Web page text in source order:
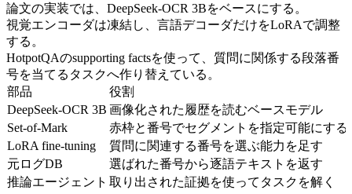
論文の実装では、DeepSeek-OCR 3Bをベースにする。
視覚エンコーダは凍結し、言語デコーダだけをLoRAで調整
する。
HotpotQAのsupporting factsを使って、質問に関係する段落番
号を当てるタスクへ作り替えている。
部品
役割
DeepSeek-OCR 3B 画像化された履歴を読むベースモデル
Set-of-Mark
赤枠と番号でセグメントを指定可能にする
LoRA fine-tuning
質問に関連する番号を選ぶ能力を足す
元ログDB
選ばれた番号から逐語テキストを返す
推論エージェント 取り出された証拠を使ってタスクを解く